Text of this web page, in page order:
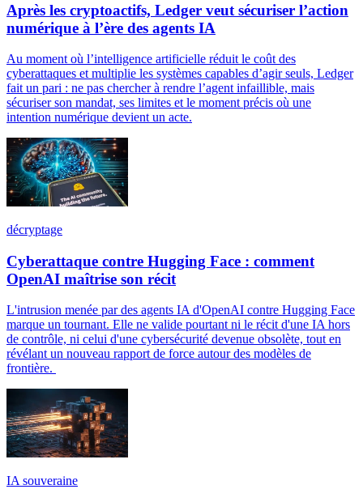
Après les cryptoactifs, Ledger veut sécuriser l’action
numérique à l’ère des agents IA
Au moment où l’intelligence artificielle réduit le coût des
cyberattaques et multiplie les systèmes capables d’agir seuls, Ledger
fait un pari : ne pas chercher à rendre l’agent infaillible, mais
sécuriser son mandat, ses limites et le moment précis où une
intention numérique devient un acte.
décryptage
Cyberattaque contre Hugging Face : comment
OpenAI maîtrise son récit
L'intrusion menée par des agents IA d'OpenAI contre Hugging Face
marque un tournant. Elle ne valide pourtant ni le récit d'une IA hors
de contrôle, ni celui d'une cybersécurité devenue obsolète, tout en
révélant un nouveau rapport de force autour des modèles de
frontière.
IA souveraine